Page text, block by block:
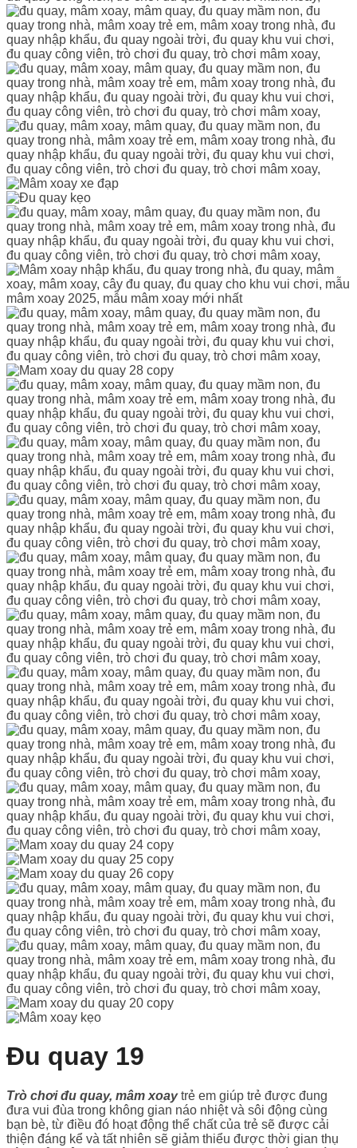
Đu quay 19
Trò chơi đu quay, mâm xoaytrẻ em giúp trẻ được đung
đưa vui đùa trong không gian náo nhiệt và sôi động cùng
bạn bè, từ điều đó hoạt động thể chất của trẻ sẽ được cải
thiện đáng kể và tất nhiên sẽ giảm thiểu được thời gian thụ